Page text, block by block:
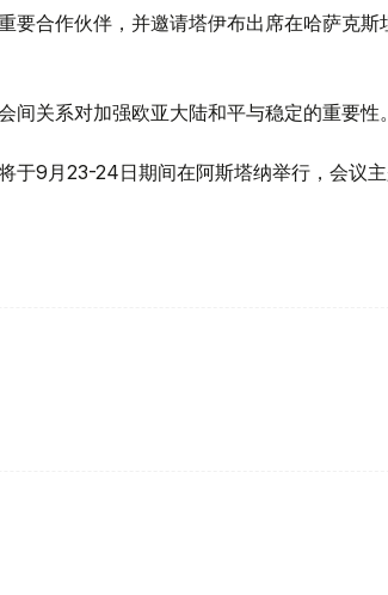
要合作伙伴，并邀请塔伊布出席在哈萨克斯
关系对加强欧亚大陆和平与稳定的重要性。
于9月23-24日期间在阿斯塔纳举行，会议